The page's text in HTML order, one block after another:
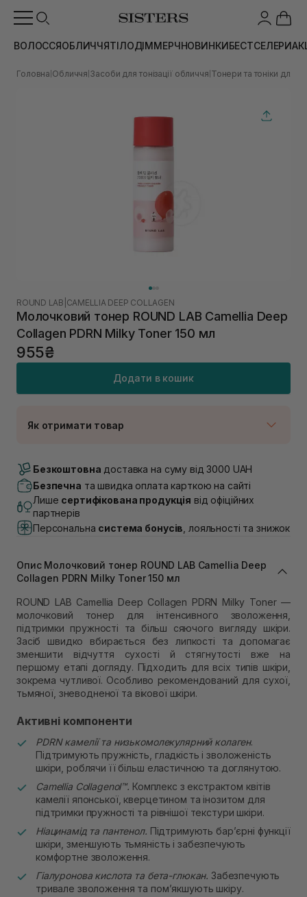
ВОЛОССЯОБЛИЧЧЯТІЛОДІММЕРЧНОВИНКИБЕСТСЕЛЕРИ
Головна Обличчя Засоби для тонізації обличчя Тонери та тоніки для
ROUND LAB CAMELLIA DEEP COLLAGEN
Молочковий тонер ROUND LAB Camellia Deep
Collagen PDRN Milky Toner 150 мл
955₴
Додати в кошик
Як отримати товар
В наявності
Самовивіз м. Луцьк, вул. Винниченка 4
Немає в наявності!
Самовивіз м. Львів, вул. Академіка Підстригача, 1В
(Duck’s Lake)
Немає в наявності!
Немає в наявності!
Самовивіз м. Львів, вул. Степана Бандери 45
Немає в наявності!
Самовивіз м. Рівне, вул. 16-го Липня, 15
В наявності
Самовивіз м. Рівне, вул. Кулика і Гудачека 23 (ТЦ
Екватор)
В наявності
Безкоштовна доставка на суму від 3000 UAH
Безпечна та швидка оплата карткою на сайті
Лише сертифікована продукція від офіційних
партнерів
Персональна система бонусів , лояльності та знижок
Опис Молочковий тонер ROUND LAB Camellia Deep
Collagen PDRN Milky Toner 150 мл
ROUND LAB Camellia Deep Collagen PDRN Milky Toner —
молочковий тонер для інтенсивного зволоження,
підтримки пружності та більш сяючого вигляду шкіри.
Засіб швидко вбирається без липкості та допомагає
зменшити відчуття сухості й стягнутості вже на
першому етапі догляду. Підходить для всіх типів шкіри,
зокрема чутливої. Особливо рекомендований для сухої,
тьмяної, зневодненої та вікової шкіри.
Активні компоненти
PDRN камелії та низькомолекулярний колаген.
Підтримують пружність, гладкість і зволоженість
шкіри, роблячи її більш еластичною та доглянутою.
Camellia Collagenol™. Комплекс з екстрактом квітів
камелії японської, кверцетином та інозитом для
підтримки пружності та рівнішої текстури шкіри.
Ніацинамід та пантенол. Підтримують бар’єрні функції
шкіри, зменшують тьмяність і забезпечують
комфортне зволоження.
Гіалуронова кислота та бета-глюкан. Забезпечують
тривале зволоження та пом’якшують шкіру.